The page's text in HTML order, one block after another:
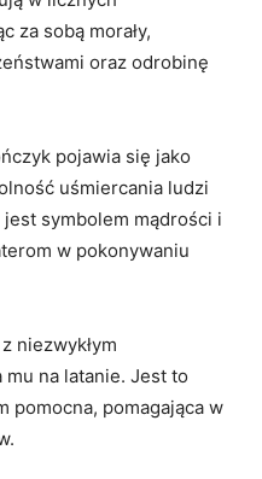
za sobą morały,
oraz odrobinę
pojawia się jako
uśmiercania ludzi
‍symbolem mądrości i
w pokonywaniu
niezwykłym
na latanie. Jest to
pomocna, pomagająca w